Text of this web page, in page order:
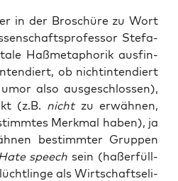
in der Bro­schü­re zu Wort
Ste­fa­
Haß­me­ta­pho­rik aus­fin­
ob nicht­in­ten­diert
also aus­ge­schlos­sen),
(z.B. nichtzu erwäh­nen,
Merk­mal haben), ja
bestimm­ter Grup­pen
speech sein (haßer­füll­
als Wirt­schafts­eli­